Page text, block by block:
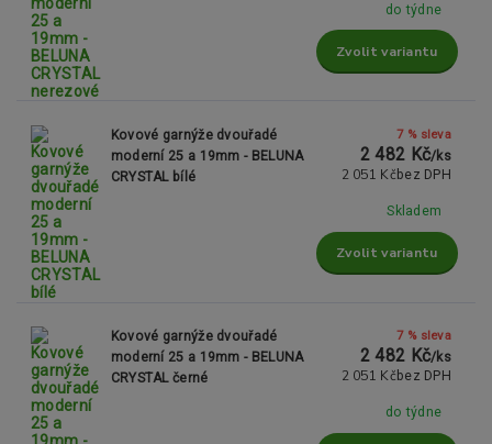
do týdne
Zvolit variantu
Kovové garnýže dvouřadé
moderní 25 a 19mm - BELUNA
CRYSTAL bílé
7 % sleva
2 482 Kč/ks
2 051 Kč bez DPH
Skladem
Zvolit variantu
Kovové garnýže dvouřadé
moderní 25 a 19mm - BELUNA
CRYSTAL černé
7 % sleva
2 482 Kč/ks
2 051 Kč bez DPH
do týdne